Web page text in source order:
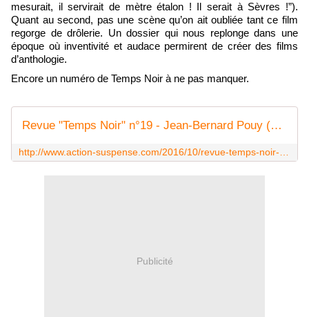
mesurait, il servirait de mètre étalon ! Il serait à Sèvres !”).
Quant au second, pas une scène qu’on ait oubliée tant ce film
regorge de drôlerie. Un dossier qui nous replonge dans une
époque où inventivité et audace permirent de créer des films
d’anthologie.
Encore un numéro de Temps Noir à ne pas manquer.
Revue "Temps Noir" n°19 - Jean-Bernard Pouy (Éd.Joseph K, 2016) - Le blog de Claude LE NOCHER
Publicité